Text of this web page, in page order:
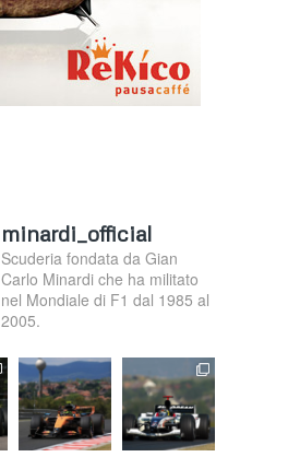
minardi_official
Scuderia fondata da Gian
Carlo Minardi che ha militato
nel Mondiale di F1 dal 1985 al
2005.